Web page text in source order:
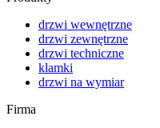
drzwi wewnętrzne
drzwi zewnętrzne
drzwi techniczne
klamki
drzwi na wymiar
Firma